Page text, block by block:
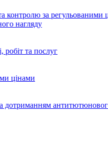
контролю за регульованими
нагляду
робіт та послуг
цінами
дотриманням